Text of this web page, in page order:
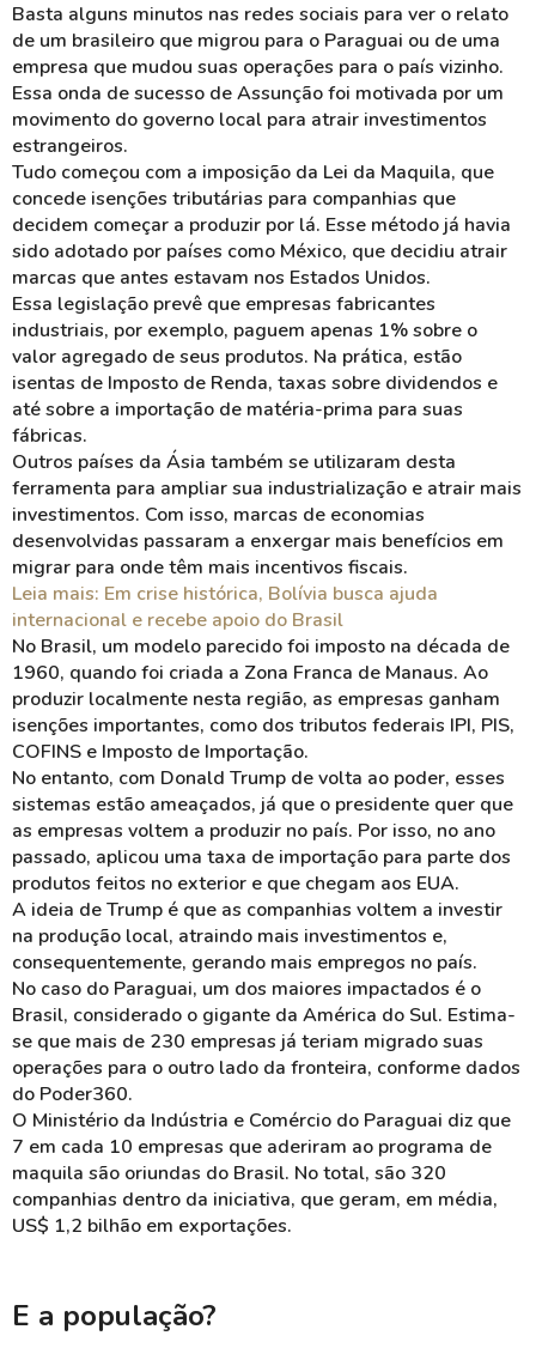
Basta alguns minutos nas redes sociais para ver o relato
de um brasileiro que migrou para o Paraguai ou de uma
empresa que mudou suas operações para o país vizinho.
Essa onda de sucesso de Assunção foi motivada por um
movimento do governo local para atrair investimentos
estrangeiros.
Tudo começou com a imposição da Lei da Maquila, que
concede isenções tributárias para companhias que
decidem começar a produzir por lá. Esse método já havia
sido adotado por países como México, que decidiu atrair
marcas que antes estavam nos Estados Unidos.
Essa legislação prevê que empresas fabricantes
industriais, por exemplo, paguem apenas 1% sobre o
valor agregado de seus produtos. Na prática, estão
isentas de Imposto de Renda, taxas sobre dividendos e
até sobre a importação de matéria-prima para suas
fábricas.
Outros países da Ásia também se utilizaram desta
ferramenta para ampliar sua industrialização e atrair mais
investimentos. Com isso, marcas de economias
desenvolvidas passaram a enxergar mais benefícios em
migrar para onde têm mais incentivos fiscais.
Leia mais: Em crise histórica, Bolívia busca ajuda
internacional e recebe apoio do Brasil
No Brasil, um modelo parecido foi imposto na década de
1960, quando foi criada a Zona Franca de Manaus. Ao
produzir localmente nesta região, as empresas ganham
isenções importantes, como dos tributos federais IPI, PIS,
COFINS e Imposto de Importação.
No entanto, com Donald Trump de volta ao poder, esses
sistemas estão ameaçados, já que o presidente quer que
as empresas voltem a produzir no país. Por isso, no ano
passado, aplicou uma taxa de importação para parte dos
produtos feitos no exterior e que chegam aos EUA.
A ideia de Trump é que as companhias voltem a investir
na produção local, atraindo mais investimentos e,
consequentemente, gerando mais empregos no país.
No caso do Paraguai, um dos maiores impactados é o
Brasil, considerado o gigante da América do Sul. Estima-
se que mais de 230 empresas já teriam migrado suas
operações para o outro lado da fronteira, conforme dados
do Poder360.
O Ministério da Indústria e Comércio do Paraguai diz que
7 em cada 10 empresas que aderiram ao programa de
maquila são oriundas do Brasil. No total, são 320
companhias dentro da iniciativa, que geram, em média,
US$ 1,2 bilhão em exportações.
E a população?